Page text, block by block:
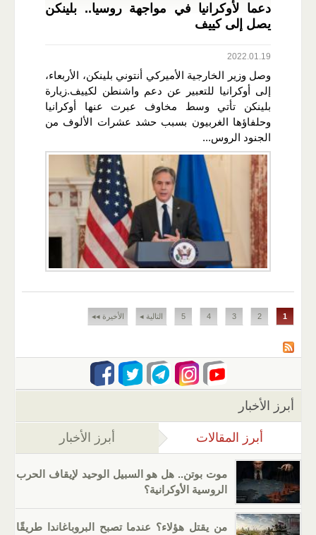
دعما لأوكرانيا في مواجهة روسيا.. بلينكن
يصل إلى كييف
2022.01.19
وصل وزير الخارجية الأميركي أنتوني بلينكن، الأربعاء،
إلى أوكرانيا للتعبير عن دعم واشنطن لكييف.زيارة
بلينكن تأتي وسط مخاوف عبرت عنها أوكرانيا
وحلفاؤها الغربيون بسبب حشد عشرات الألوف من
الجنود الروس...
الصفحات
1
2
3
4
5 التالية ◂ الأخيرة ◂◂
أبرز الأخبار
أبرز المقالات (علامة التبويب النشطة)
أبرز الأخبار
موت بوتن.. هل هو السبيل الوحيد لإيقاف الحرب
الروسية الأوكرانية؟
من يقتل هؤلاء؟ عندما تصبح البروباغاندا طريقًا